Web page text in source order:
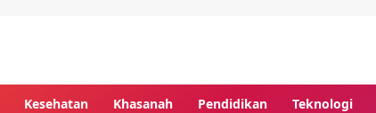
Kesehatan Khasanah Pendidikan Teknologi